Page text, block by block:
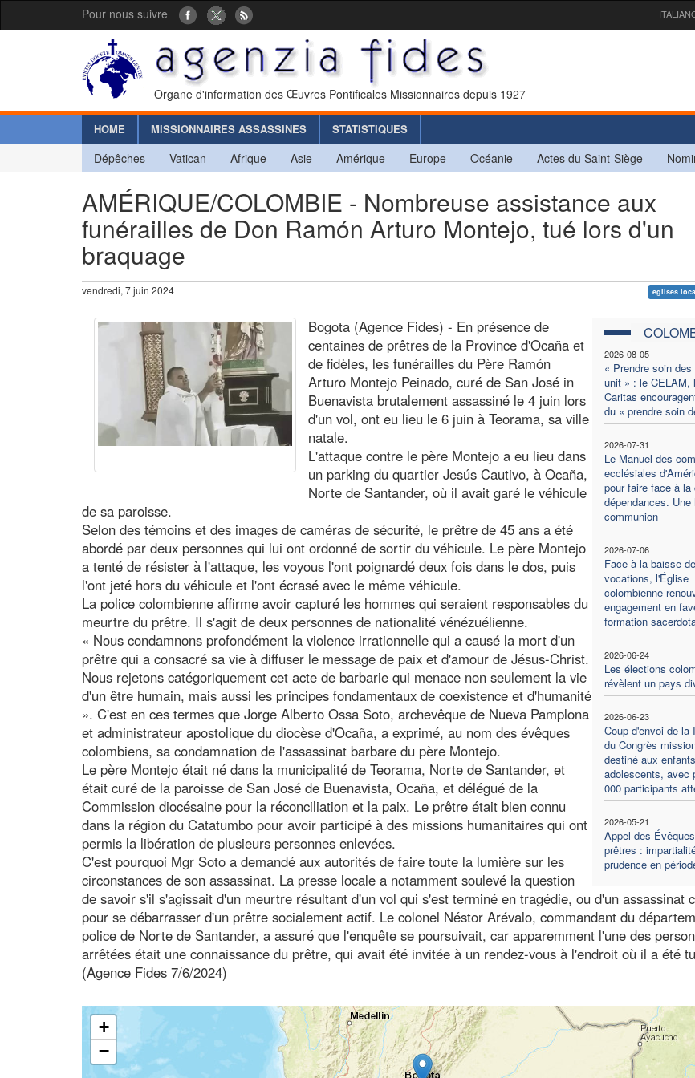
Pour nous suivre
Organe d'information des Œuvres Pontificales Missionnaires depuis 1927
HOME MISSIONNAIRES ASSASSINES STATISTIQUES
Dépêches Vatican Afrique Asie Amérique Europe Océanie Actes du Saint-Siège
AMÉRIQUE/COLOMBIE - Nombreuse assistance aux
funérailles de Don Ramón Arturo Montejo, tué lors d'un
braquage
vendredi, 7 juin 2024 eglises
2026-08-05
« Prendre soin
unit » : le CELAM,
Caritas
du « prendre soin
2026-07-31
Le Manuel des
ecclésiales
pour faire face à la
dépendances. Une
communion
2026-07-06
Face à la baisse
vocations, l'Église
colombienne
engagement en
formation
2026-06-24
Les élections
révèlent un pays
2026-06-23
Coup d'envoi de la
du Congrès
destiné aux
adolescents, avec
000 participants
2026-05-21
Appel des
prêtres :
prudence en
Bogota (Agence Fides) - En présence de
centaines de prêtres de la Province d'Ocaña et
de fidèles, les funérailles du Père Ramón
Arturo Montejo Peinado, curé de San José in
Buenavista brutalement assassiné le 4 juin lors
d'un vol, ont eu lieu le 6 juin à Teorama, sa ville
natale.
L'attaque contre le père Montejo a eu lieu dans
un parking du quartier Jesús Cautivo, à Ocaña,
Norte de Santander, où il avait garé le véhicule
de sa paroisse.
Selon des témoins et des images de caméras de sécurité, le prêtre de 45 ans a été
abordé par deux personnes qui lui ont ordonné de sortir du véhicule. Le père Montejo
a tenté de résister à l'attaque, les voyous l'ont poignardé deux fois dans le dos, puis
l'ont jeté hors du véhicule et l'ont écrasé avec le même véhicule.
La police colombienne affirme avoir capturé les hommes qui seraient responsables du
meurtre du prêtre. Il s'agit de deux personnes de nationalité vénézuélienne.
« Nous condamnons profondément la violence irrationnelle qui a causé la mort d'un
prêtre qui a consacré sa vie à diffuser le message de paix et d'amour de Jésus-Christ.
Nous rejetons catégoriquement cet acte de barbarie qui menace non seulement la vie
d'un être humain, mais aussi les principes fondamentaux de coexistence et d'humanité
». C'est en ces termes que Jorge Alberto Ossa Soto, archevêque de Nueva Pamplona
et administrateur apostolique du diocèse d'Ocaña, a exprimé, au nom des évêques
colombiens, sa condamnation de l'assassinat barbare du père Montejo.
Le père Montejo était né dans la municipalité de Teorama, Norte de Santander, et
était curé de la paroisse de San José de Buenavista, Ocaña, et délégué de la
Commission diocésaine pour la réconciliation et la paix. Le prêtre était bien connu
dans la région du Catatumbo pour avoir participé à des missions humanitaires qui ont
permis la libération de plusieurs personnes enlevées.
C'est pourquoi Mgr Soto a demandé aux autorités de faire toute la lumière sur les
circonstances de son assassinat. La presse locale a notamment soulevé la question
de savoir s'il s'agissait d'un meurtre résultant d'un vol qui s'est terminé en tragédie, ou d'un assassinat
pour se débarrasser d'un prêtre socialement actif. Le colonel Néstor Arévalo, commandant du
police de Norte de Santander, a assuré que l'enquête se poursuivait, car apparemment l'une des
arrêtées était une connaissance du prêtre, qui avait été invitée à un rendez-vous à l'endroit où il a été
(Agence Fides 7/6/2024)
+
−